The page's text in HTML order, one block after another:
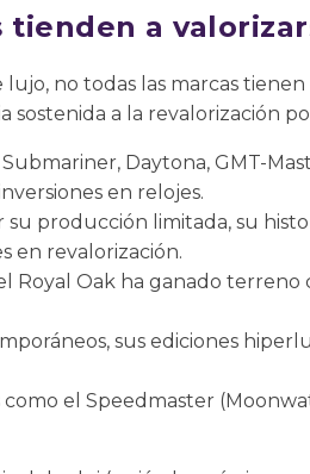
tienden a
no todas las marcas
a la revalorización
Daytona, GMT-
en relojes.
su producción limitada, su
en revalorización.
Royal Oak ha ganado
sus ediciones
como el Speedmaster